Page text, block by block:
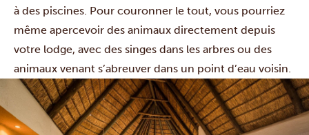
à des piscines. Pour couronner le tout, vous pourriez
même apercevoir des animaux directement depuis
votre lodge, avec des singes dans les arbres ou des
animaux venant s’abreuver dans un point d’eau voisin.